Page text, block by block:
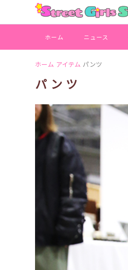
ホーム ニュース
ホーム アイテム パンツ
パンツ